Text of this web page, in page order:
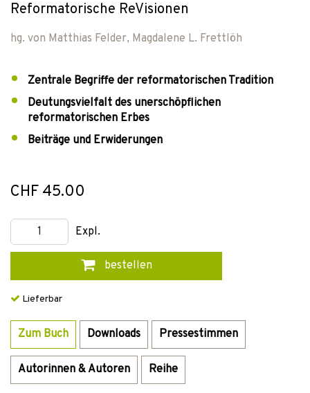
Reformatorische ReVisionen
hg. von Matthias Felder, Magdalene L. Frettlöh
Zentrale Begriffe der reformatorischen Tradition
Deutungsvielfalt des unerschöpflichen
reformatorischen Erbes
Beiträge und Erwiderungen
CHF 45.00
Expl.
bestellen
Lieferbar
Zum Buch Downloads Pressestimmen
Autorinnen & Autoren Reihe